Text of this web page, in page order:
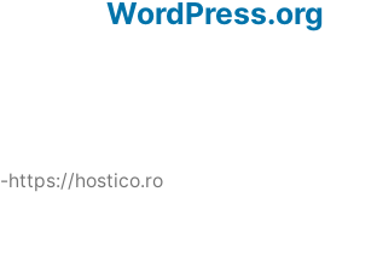
WordPress.org
-https://hostico.ro